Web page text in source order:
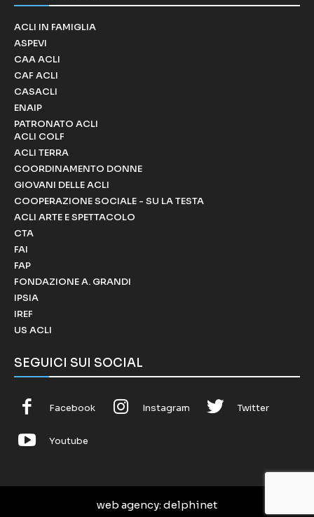
ACLI IN FAMIGLIA
ASPEVI
CAA ACLI
CAF ACLI
CASACLI
ENAIP
PATRONATO ACLI
ACLI COLF
ACLI TERRA
COORDINAMENTO DONNE
GIOVANI DELLE ACLI
COOPERAZIONE SOCIALE - SU LA TESTA
ACLI ARTE E SPETTACOLO
CTA
FAI
FAP
FONDAZIONE A. GRANDI
IPSIA
IREF
US ACLI
SEGUICI SUI SOCIAL
Facebook Instagram Twitter
Youtube
web agency: delphinet